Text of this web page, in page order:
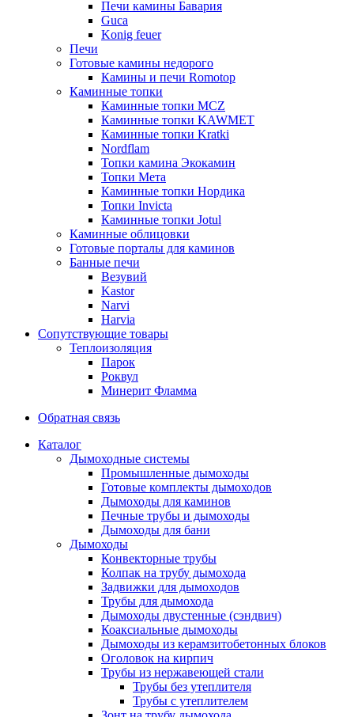
Печи камины Бавария
Guca
Konig feuer
Печи
Готовые камины недорого
Камины и печи Romotop
Каминные топки
Каминные топки MCZ
Каминные топки KAWMET
Каминные топки Kratki
Nordflam
Топки камина Экокамин
Топки Мета
Каминные топки Нордика
Топки Invicta
Каминные топки Jotul
Каминные облицовки
Готовые порталы для каминов
Банные печи
Везувий
Kastor
Narvi
Harvia
Сопутствующие товары
Теплоизоляция
Парок
Роквул
Минерит Фламма
Обратная связь
Каталог
Дымоходные системы
Промышленные дымоходы
Готовые комплекты дымоходов
Дымоходы для каминов
Печные трубы и дымоходы
Дымоходы для бани
Дымоходы
Конвекторные трубы
Колпак на трубу дымохода
Задвижки для дымоходов
Трубы для дымохода
Дымоходы двустенные (сэндвич)
Коаксиальные дымоходы
Дымоходы из керамзитобетонных блоков
Оголовок на кирпич
Трубы из нержавеющей стали
Трубы без утеплителя
Трубы с утеплителем